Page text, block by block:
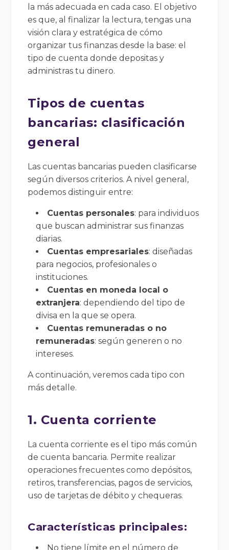
la más adecuada en cada caso. El objetivo
es que, al finalizar la lectura, tengas una
visión clara y estratégica de cómo
organizar tus finanzas desde la base: el
tipo de cuenta donde depositas y
administras tu dinero.
Tipos de cuentas
bancarias: clasificación
general
Las cuentas bancarias pueden clasificarse
según diversos criterios. A nivel general,
podemos distinguir entre:
Cuentas personales: para individuos
que buscan administrar sus finanzas
diarias.
Cuentas empresariales: diseñadas
para negocios, profesionales o
instituciones.
Cuentas en moneda local o
extranjera: dependiendo del tipo de
divisa en la que se opera.
Cuentas remuneradas o no
remuneradas: según generen o no
intereses.
A continuación, veremos cada tipo con
más detalle.
1. Cuenta corriente
La cuenta corriente es el tipo más común
de cuenta bancaria. Permite realizar
operaciones frecuentes como depósitos,
retiros, transferencias, pagos de servicios,
uso de tarjetas de débito y chequeras.
Características principales:
No tiene límite en el número de